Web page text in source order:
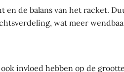
en de balans van het racket.
wat meer
invloed hebben op de